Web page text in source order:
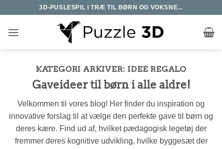
indhold
3D-PUSLESPIL I TRÆ TIL BØRN OG VOKSNE...
KATEGORI ARKIVER: IDEE REGALO
Gaveideer til børn i alle aldre!
Velkommen til vores blog! Her finder du inspiration og
innovative forslag til at vælge den perfekte gave til børn og
deres kære. Find ud af, hvilket pædagogisk legetøj der
fremmer deres kognitive udvikling, hvilke byggesæt der